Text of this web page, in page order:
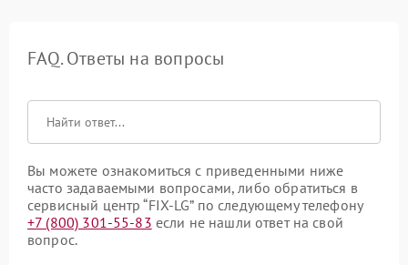
FAQ. Ответы на вопросы
Вы можете ознакомиться с приведенными ниже
часто задаваемыми вопросами, либо обратиться в
сервисный центр “FIX-LG” по следующему телефону
+7 (800) 301-55-83 если не нашли ответ на свой
вопрос.